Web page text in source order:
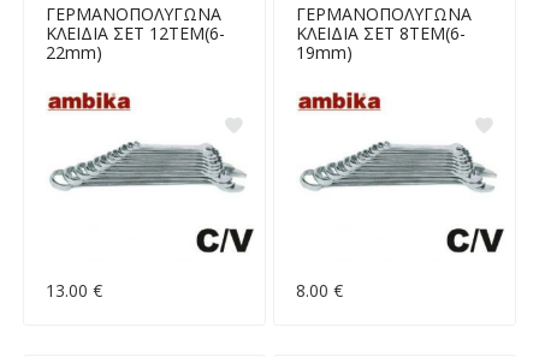
ΓΕΡΜΑΝΟΠΟΛΥΓΩΝΑ
ΚΛΕΙΔΙΑ ΣΕΤ 12ΤΕΜ(6-
22mm)
13.00 €
ΓΕΡΜΑΝΟΠΟΛΥΓΩΝΑ
ΚΛΕΙΔΙΑ ΣΕΤ 8ΤΕΜ(6-
19mm)
8.00 €